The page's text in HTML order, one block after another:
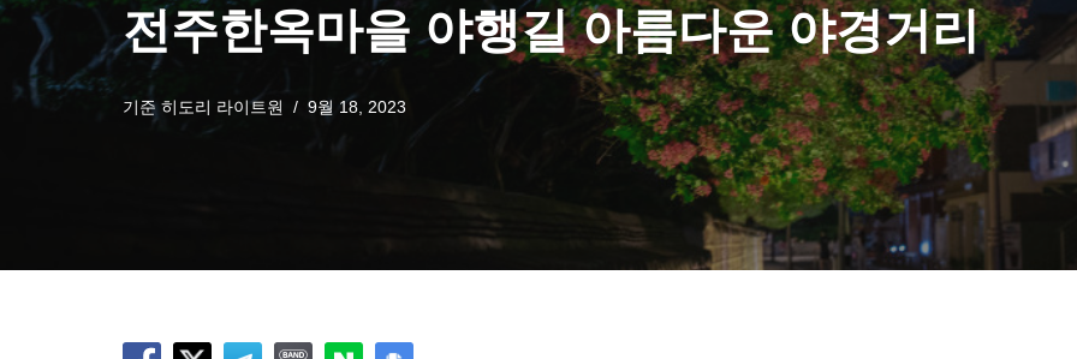
전주한옥마을 야행길 아름다운 야경거리
기준 히도리 라이트원 9월 18, 2023